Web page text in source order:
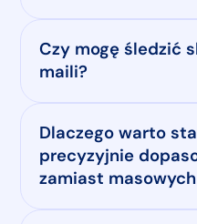
Czy mogę śledzić
maili?
Dlaczego warto
precyzyjnie
zamiast masowych